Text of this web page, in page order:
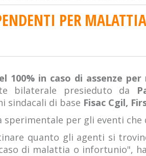
PER
100% in caso di assenze
bilaterale presieduto da
sindacali di base Fisac Cgil,
per gli eventi che
quanto gli agenti si
di malattia o infortunio",